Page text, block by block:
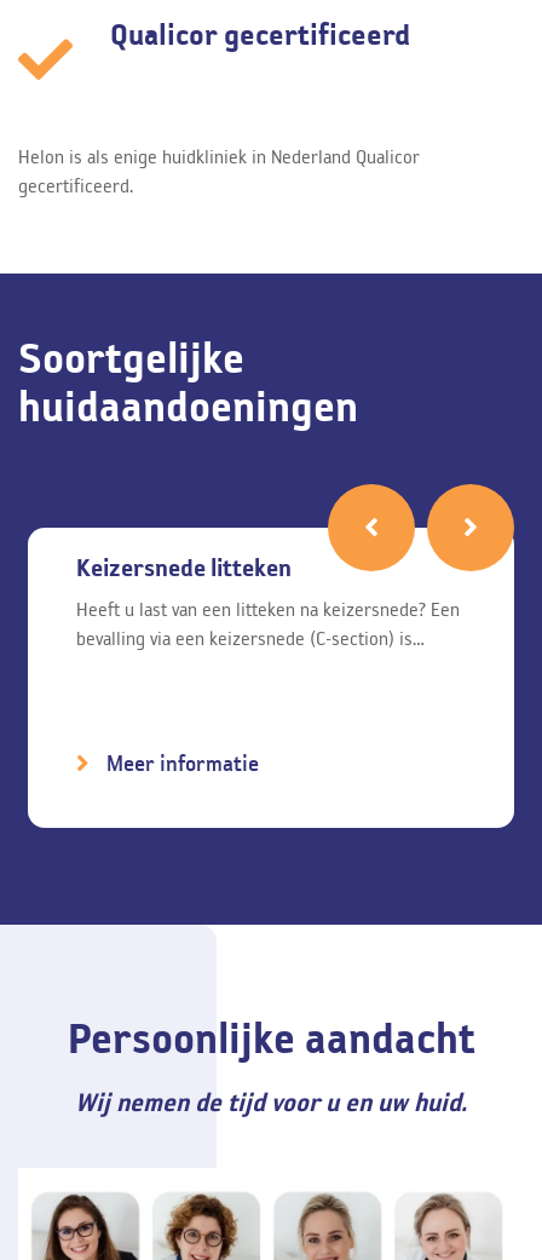
Qualicor gecertificeerd
Helon is als enige huidkliniek in Nederland Qualicor
gecertificeerd.
Soortgelijke
huidaandoeningen
Keizersnede litteken
Heeft u last van een litteken na keizersnede? Een
bevalling via een keizersnede (C-section) is…
Meer informatie
Persoonlijke aandacht
Wij nemen de tijd voor u en uw huid.